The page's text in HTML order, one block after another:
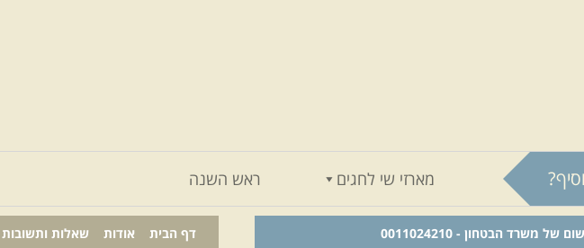
מארזי שי לחגים ראש השנה
של משרד הבטחון - 0011024210 דף הבית אודות שאלות ותשובות